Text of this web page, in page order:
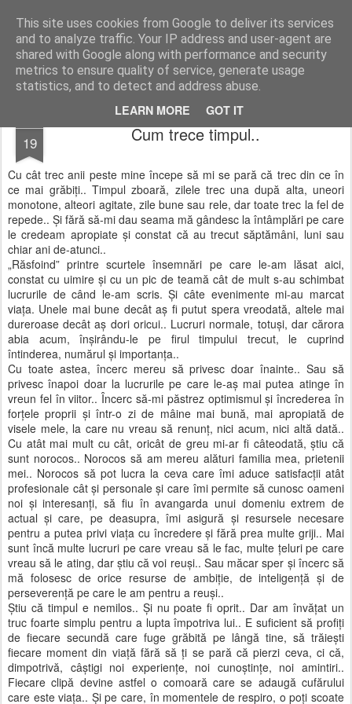
This site uses cookies from Google to deliver its services
and to analyze traffic. Your IP address and user-agent are
shared with Google along with performance and security
metrics to ensure quality of service, generate usage
statistics, and to detect and address abuse.
LEARN MORE GOT IT
Lumea lui Andu O utopie. Dar e utopia mea și nu o dau la „nimenea”. Sic!
19 Cum trece timpul..
Cu cât trec anii peste mine începe să mi se pară că trec din ce în
ce mai grăbiți.. Timpul zboară, zilele trec una după alta, uneori
monotone, alteori agitate, zile bune sau rele, dar toate trec la fel de
repede.. Și fără să-mi dau seama mă gândesc la întâmplări pe care
le credeam apropiate și constat că au trecut săptămâni, luni sau
chiar ani de-atunci..
„Răsfoind” printre scurtele însemnări pe care le-am lăsat aici,
constat cu uimire și cu un pic de teamă cât de mult s-au schimbat
lucrurile de când le-am scris. Și câte evenimente mi-au marcat
viața. Unele mai bune decât aș fi putut spera vreodată, altele mai
dureroase decât aș dori oricui.. Lucruri normale, totuși, dar cărora
abia acum, înșirându-le pe firul timpului trecut, le cuprind
întinderea, numărul și importanța..
Cu toate astea, încerc mereu să privesc doar înainte.. Sau să
privesc înapoi doar la lucrurile pe care le-aș mai putea atinge în
vreun fel în viitor.. Încerc să-mi păstrez optimismul și încrederea în
forțele proprii și într-o zi de mâine mai bună, mai apropiată de
visele mele, la care nu vreau să renunț, nici acum, nici altă dată..
Cu atât mai mult cu cât, oricât de greu mi-ar fi câteodată, știu că
sunt norocos.. Norocos să am mereu alături familia mea, prietenii
mei.. Norocos să pot lucra la ceva care îmi aduce satisfacții atât
profesionale cât și personale și care îmi permite să cunosc oameni
noi și interesanți, să fiu în avangarda unui domeniu extrem de
actual și care, pe deasupra, îmi asigură și resursele necesare
pentru a putea privi viața cu încredere și fără prea multe griji.. Mai
sunt încă multe lucruri pe care vreau să le fac, multe țeluri pe care
vreau să le ating, dar știu că voi reuși.. Sau măcar sper și încerc să
mă folosesc de orice resurse de ambiție, de inteligență și de
perseverență pe care le am pentru a reuși..
Știu că timpul e nemilos.. Și nu poate fi oprit.. Dar am învățat un
truc foarte simplu pentru a lupta împotriva lui.. E suficient să profiți
de fiecare secundă care fuge grăbită pe lângă tine, să trăiești
fiecare moment din viață fără să ți se pară că pierzi ceva, ci că,
dimpotrivă, câștigi noi experiențe, noi cunoștințe, noi amintiri..
Fiecare clipă devine astfel o comoară care se adaugă cufărului
care este viața.. Și pe care, în momentele de respiro, o poți scoate